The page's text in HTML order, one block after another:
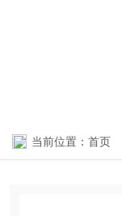
当前位置： 首页